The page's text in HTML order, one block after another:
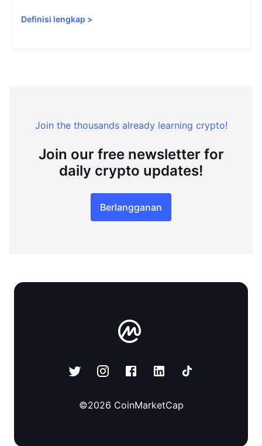
Definisi lengkap >
Join the thousands already learning crypto!
Join our free newsletter for
daily crypto updates!
Berlangganan
©2026 CoinMarketCap